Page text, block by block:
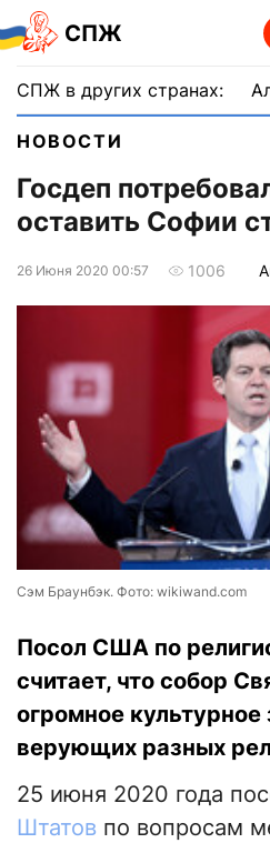
СПЖ
СПЖ в других странах:
НОВОСТИ
Госдеп
оставить Софии
26 Июня 2020 00:57 1006
Сэм Браунбэк. Фото: wikiwand.com
Посол США по
считает, что собор
огромное культурное
верующих разных
25 июня 2020 года
Штатов по вопросам